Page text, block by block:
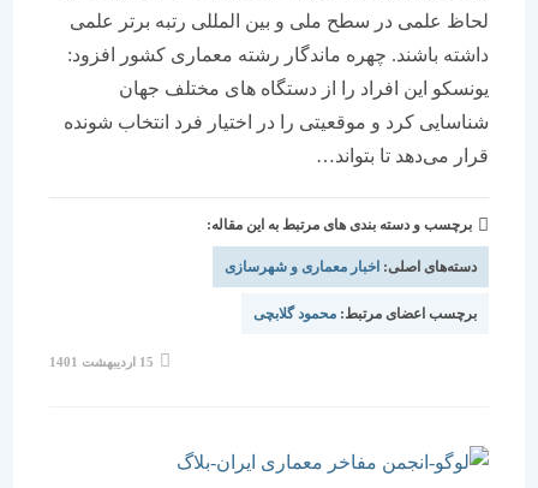
لحاظ علمی در سطح ملی و بین المللی رتبه برتر علمی
داشته باشند. چهره ماندگار رشته معماری کشور افزود:
یونسکو این افراد را از دستگاه های مختلف جهان
شناسایی کرد و موقعیتی را در اختیار فرد انتخاب شونده
قرار می‌دهد تا بتواند…
برچسب و دسته بندی های مرتبط به این مقاله:
دسته‌های اصلی:اخبار معماری و شهرسازی
برچسب اعضای مرتبط: محمود گلابچی